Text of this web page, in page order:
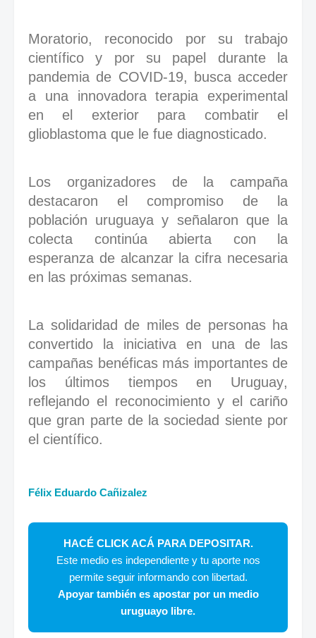
Moratorio, reconocido por su trabajo
científico y por su papel durante la
pandemia de COVID-19, busca acceder
a una innovadora terapia experimental
en el exterior para combatir el
glioblastoma que le fue diagnosticado.
Los organizadores de la campaña
destacaron el compromiso de la
población uruguaya y señalaron que la
colecta continúa abierta con la
esperanza de alcanzar la cifra necesaria
en las próximas semanas.
La solidaridad de miles de personas ha
convertido la iniciativa en una de las
campañas benéficas más importantes de
los últimos tiempos en Uruguay,
reflejando el reconocimiento y el cariño
que gran parte de la sociedad siente por
el científico.
Félix Eduardo Cañizalez
HACÉ CLICK ACÁ PARA DEPOSITAR.
Este medio es independiente y tu aporte nos
permite seguir informando con libertad.
Apoyar también es apostar por un medio
uruguayo libre.